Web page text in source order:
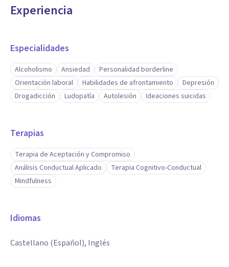
Conocimientos:
Terapia de Aceptación y Compromiso, Terapia Dialéctico-
- Técnicas de modificación de conducta
- Sistemas de gestión para la búsqueda y selección de
personal
- Confección de informes laborales
- Sistema de análisis estadístico de datos: SPSS.
- Paquete Office.
- Adaptabilidad.
Experiencia
Especialidades
Alcoholismo Ansiedad
Personalidad borderline
Orientación laboral
Habilidades de afrontamiento
Depresión
Drogadicción
Ludopatía Autolesión Ideaciones suicidas
Terapias
Terapia de Aceptación y Compromiso
Análisis Conductual Aplicado
Terapia Cognitivo-Conductual
Mindfulness
Idiomas
Castellano (Español), Inglés